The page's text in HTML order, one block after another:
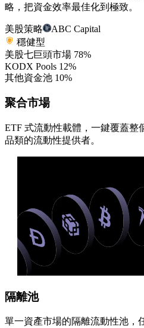
略，把資金效率最佳化到極致。
美股策略
ABC Capital
穩健型
美股七巨頭市場 78%
KODX Pools 12%
其他資金池 10%
聚合市場
ETF 式流動性載體，一鍵覆蓋整
品類的流動性提供者。
隔離池
單一資產市場的隔離流動性池，